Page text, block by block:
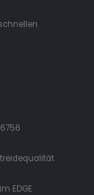
EDGE